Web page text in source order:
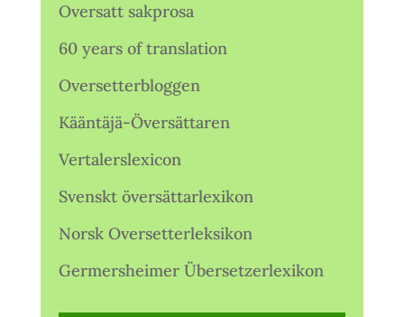
Oversatt sakprosa
60 years of translation
Oversetterbloggen
Kääntäjä-Översättaren
Vertalerslexicon
Svenskt översättarlexikon
Norsk Oversetterleksikon
Germersheimer Übersetzerlexikon